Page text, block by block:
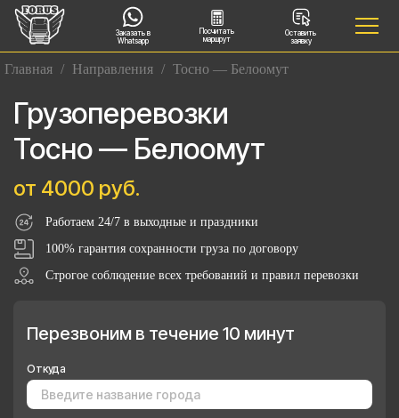
Заказать в
Whatsapp
Посчитать
маршрут
Оставить
заявку
Главная / Направления / Тосно — Белоомут
Грузоперевозки
Тосно — Белоомут
от 4000 руб.
Работаем 24/7 в выходные и праздники
100% гарантия сохранности груза по договору
Строгое соблюдение всех требований и правил перевозки
Перезвоним в течение 10 минут
Откуда